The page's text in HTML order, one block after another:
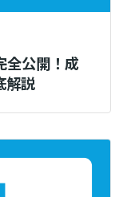
全公開！成
解説